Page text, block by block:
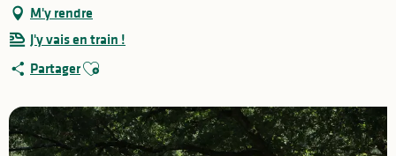
M'y rendre
J'y vais en train !
PartagerAjouter aux favoris